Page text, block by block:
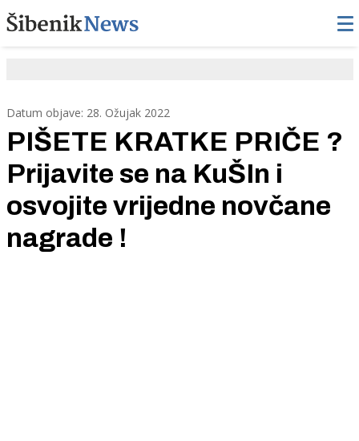
Datum objave: 28. Ožujak 2022
PIŠETE KRATKE PRIČE ?
Prijavite se na KuŠIn i
osvojite vrijedne novčane
nagrade !